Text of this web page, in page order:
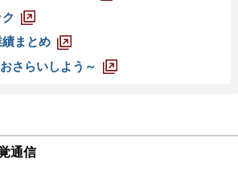
まとめ
さらいしよう～
通信